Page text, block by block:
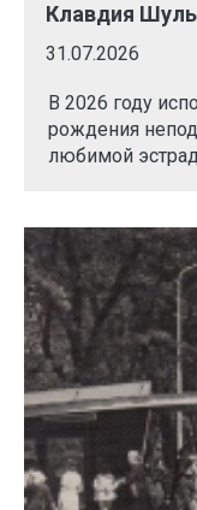
Клавдия
31.07.2026
В 2026 году
рождения
любимой